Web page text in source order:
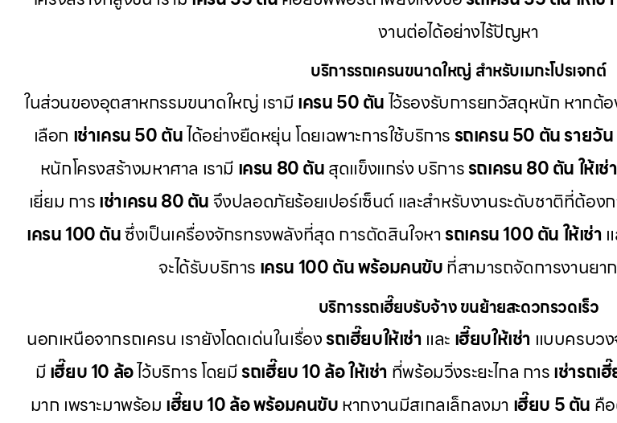
งานต่อได้อย่างไร้ปัญหา
บริการรถเครนขนาดใหญ่ สำหรับเมกะโปรเจกต์
ในส่วนของอุตสาหกรรมขนาดใหญ่ เรามีเครน 50 ตันไว้รองรับการยกวัสดุหนัก หากต้
เลือก เช่าเครน 50 ตันได้อย่างยืดหยุ่น โดยเฉพาะการใช้บริการรถเครน 50 ตัน รายวัน
หนักโครงสร้างมหาศาล เรามี เครน 80 ตันสุดแข็งแกร่ง บริการรถเครน 80 ตัน ให้เช่า
เยี่ยม การเช่าเครน 80 ตันจึงปลอดภัยร้อยเปอร์เซ็นต์ และสำหรับงานระดับชาติที่ต้อง
เครน 100 ตันซึ่งเป็นเครื่องจักรทรงพลังที่สุด การตัดสินใจหารถเครน 100 ตัน ให้เช่า
จะได้รับบริการ เครน 100 ตัน พร้อมคนขับที่สามารถจัดการงานย
บริการรถเฮี๊ยบรับจ้าง ขนย้ายสะดวกรวดเร็ว
นอกเหนือจากรถเครน เรายังโดดเด่นในเรื่องรถเฮี๊ยบให้เช่า และ เฮี๊ยบให้เช่า แบบครบว
มีเฮี๊ยบ 10 ล้อไว้บริการ โดยมีรถเฮี๊ยบ 10 ล้อ ให้เช่า ที่พร้อมวิ่งระยะไกล การเช่ารถเ
มาก เพราะมาพร้อม เฮี๊ยบ 10 ล้อ พร้อมคนขับหากงานมีสเกลเล็กลงมา เฮี๊ยบ 5 ตัน คื